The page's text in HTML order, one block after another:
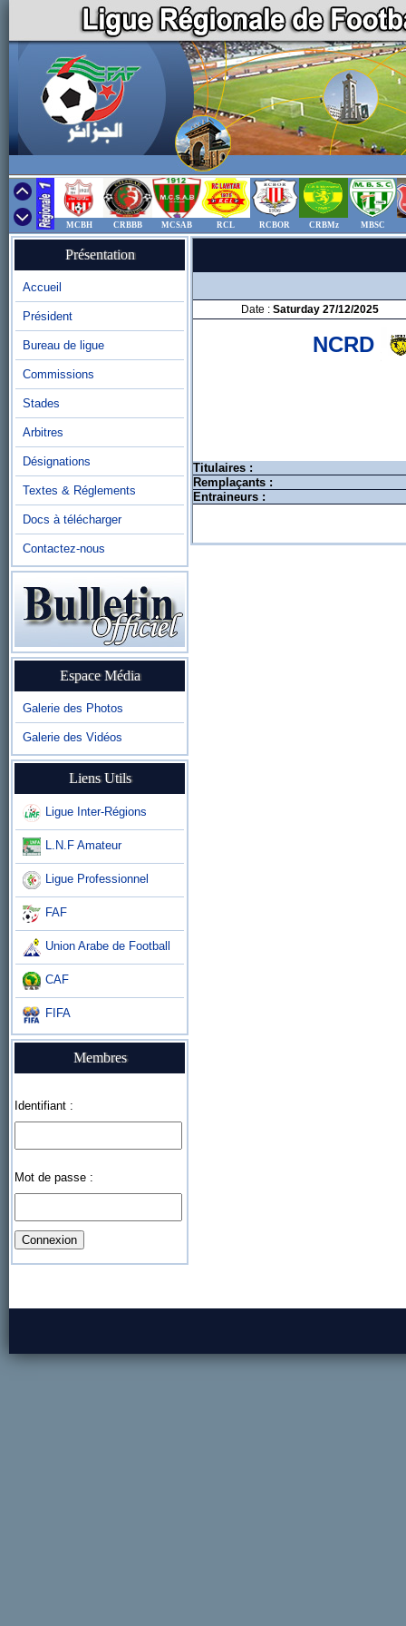
MCBH CRBBB MCSAB RCL RCBOR CRBMz MBSC
Présentation
Accueil
Président
Bureau de ligue
Commissions
Stades
Arbitres
Désignations
Textes & Réglements
Docs à télécharger
Contactez-nous
Espace Média
Galerie des Photos
Galerie des Vidéos
Liens Utils
Ligue Inter-Régions
L.N.F Amateur
Ligue Professionnel
FAF
Union Arabe de Football
CAF
FIFA
Membres
Identifiant :
Mot de passe :
Date : Saturday 27/12/2025
NCRD
Titulaires :
Remplaçants :
Entraineurs :